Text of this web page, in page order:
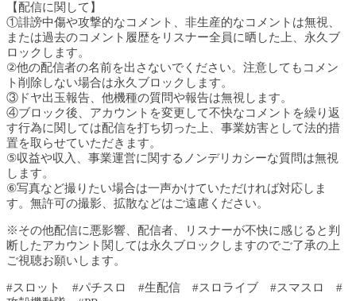
【配信に関して】
①誹謗中傷や攻撃的なコメント、非生産的なコメントは無視、
または過去のコメント履歴をリスナー全員に晒した上、永久ブ
ロックします。
②他の配信者の名前を出さないでください。注意してもコメン
ト削除しない場合は永久ブロックします。
③ドヤ出玉報告、他機種の質問や報告は無視します。
④ブロック後、アカウントを変更して不快なコメントを繰り返
す行為に関しては配信を打ち切った上、事業妨害として法的措
置を取らせていただきます。
⑤収益や収入、事業運営に関するノンデリカシーな質問は無視
します。
⑥写真など撮りたい場合は一声かけていただければ対応しま
す。無許可の撮影、拡散などはご遠慮ください。
※その他配信に悪影響、配信者、リスナーが不快に感じると判
断したアカウント関しては永久ブロックしますのでご了承の上
ご視聴お願いします。
#スロット #パチスロ #生配信 #スロライブ #スマスロ #